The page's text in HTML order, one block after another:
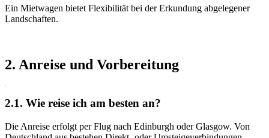
Ein Mietwagen bietet Flexibilität bei der Erkundung abgelegener
Landschaften.
2. Anreise und Vorbereitung
2.1. Wie reise ich am besten an?
Die Anreise erfolgt per Flug nach Edinburgh oder Glasgow. Von